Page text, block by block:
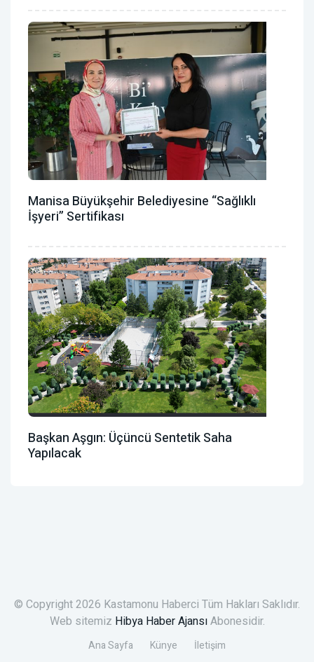
Manisa Büyükşehir Belediyesine “Sağlıklı
İşyeri” Sertifikası
Başkan Aşgın: Üçüncü Sentetik Saha
Yapılacak
© Copyright 2026 Kastamonu Haberci Tüm Hakları Saklıdır.
Web sitemiz Hibya Haber AjansıAbonesidir.
Ana Sayfa Künye İletişim